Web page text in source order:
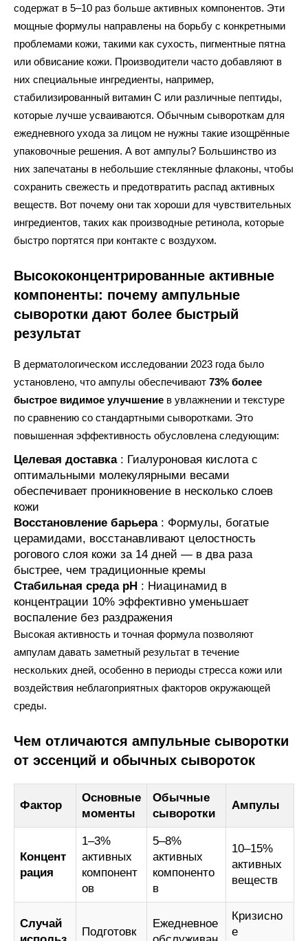
содержат в 5–10 раз больше активных компонентов. Эти
мощные формулы направлены на борьбу с конкретными
проблемами кожи, такими как сухость, пигментные пятна
или обвисание кожи. Производители часто добавляют в
них специальные ингредиенты, например,
стабилизированный витамин С или различные пептиды,
которые лучше усваиваются. Обычным сывороткам для
ежедневного ухода за лицом не нужны такие изощрённые
упаковочные решения. А вот ампулы? Большинство из
них запечатаны в небольшие стеклянные флаконы, чтобы
сохранить свежесть и предотвратить распад активных
веществ. Вот почему они так хороши для чувствительных
ингредиентов, таких как производные ретинола, которые
быстро портятся при контакте с воздухом.
Высококонцентрированные активные
компоненты: почему ампульные
сыворотки дают более быстрый
результат
В дерматологическом исследовании 2023 года было
установлено, что ампулы обеспечивают 73% более
быстрое видимое улучшение в увлажнении и текстуре
по сравнению со стандартными сыворотками. Это
повышенная эффективность обусловлена следующим:
Целевая доставка : Гиалуроновая кислота с
оптимальными молекулярными весами
обеспечивает проникновение в несколько слоев
кожи
Восстановление барьера : Формулы, богатые
церамидами, восстанавливают целостность
рогового слоя кожи за 14 дней — в два раза
быстрее, чем традиционные кремы
Стабильная среда pH : Ниацинамид в
концентрации 10% эффективно уменьшает
воспаление без раздражения
Высокая активность и точная формула позволяют
ампулам давать заметный результат в течение
нескольких дней, особенно в периоды стресса кожи или
воздействия неблагоприятных факторов окружающей
среды.
Чем отличаются ампульные сыворотки
от эссенций и обычных сывороток
Фактор
Основные
моменты
Обычные
сыворотки
Ампулы
Концент
рация
1–3%
активных
компонент
ов
5–8%
активных
компоненто
в
10–15%
активных
веществ
Случай
Подготовк
Ежедневное
Кризисно
е